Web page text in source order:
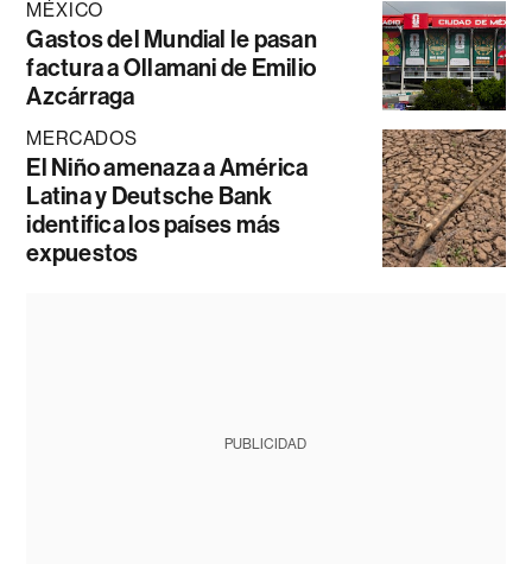
MÉXICO
Gastos del Mundial le pasan
factura a Ollamani de Emilio
Azcárraga
MERCADOS
El Niño amenaza a América
Latina y Deutsche Bank
identifica los países más
expuestos
PUBLICIDAD